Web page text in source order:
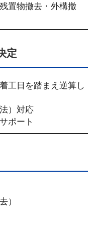
置物撤去・外構撤
定
工日を踏まえ逆算し
）対応
ポート
）